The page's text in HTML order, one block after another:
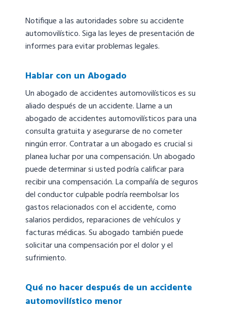
Notifique a las autoridades sobre su accidente
automovilístico. Siga las leyes de presentación de
informes para evitar problemas legales.
Hablar con un Abogado
Un abogado de accidentes automovilísticos es su
aliado después de un accidente. Llame a un
abogado de accidentes automovilísticos para una
consulta gratuita y asegurarse de no cometer
ningún error. Contratar a un abogado es crucial si
planea luchar por una compensación. Un abogado
puede determinar si usted podría calificar para
recibir una compensación. La compañía de seguros
del conductor culpable podría reembolsar los
gastos relacionados con el accidente, como
salarios perdidos, reparaciones de vehículos y
facturas médicas. Su abogado también puede
solicitar una compensación por el dolor y el
sufrimiento.
Qué no hacer después de un accidente
automovilístico menor